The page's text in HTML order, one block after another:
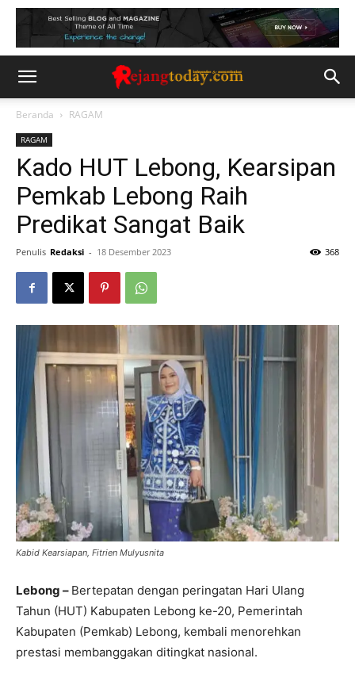
Beranda RAGAM
RAGAM
Kado HUT Lebong, Kearsipan
Pemkab Lebong Raih
Predikat Sangat Baik
Penulis Redaksi - 18 Desember 2023 368
Kabid Kearsiapan, Fitrien Mulyusnita
Lebong – Bertepatan dengan peringatan Hari Ulang
Tahun (HUT) Kabupaten Lebong ke-20, Pemerintah
Kabupaten (Pemkab) Lebong, kembali menorehkan
prestasi membanggakan ditingkat nasional.